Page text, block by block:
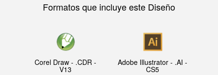
Formatos que incluye este Diseño
Corel Draw - .CDR -
V13
Adobe Illustrator - .AI -
CS5